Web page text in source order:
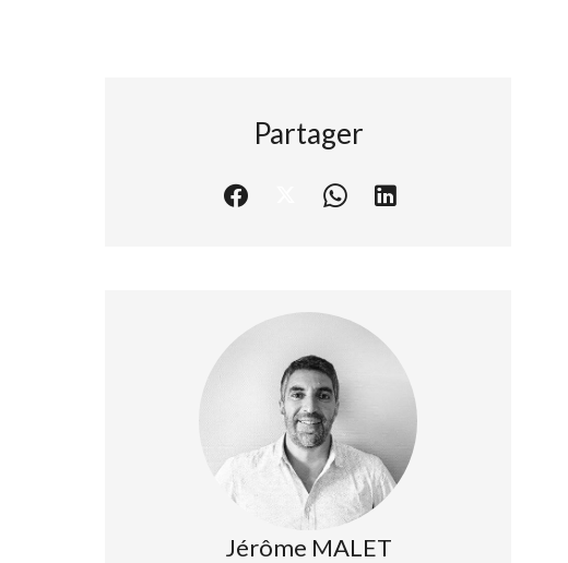
Partager
Jérôme MALET